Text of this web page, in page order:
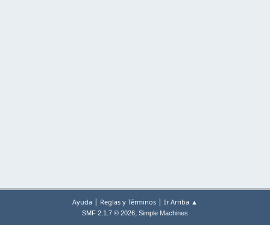
Ayuda | Reglas y Términos | Ir Arriba ▲
SMF 2.1.7 © 2026, Simple Machines